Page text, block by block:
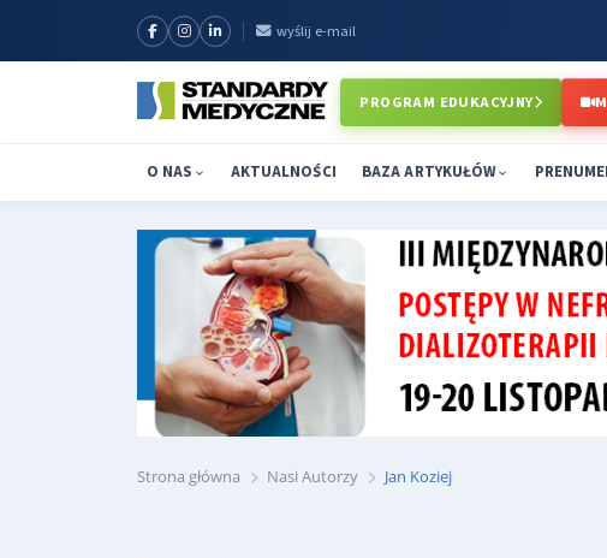
wyślij e-mail
PROGRAM EDUKACYJNY
O NAS AKTUALNOŚCI BAZA ARTYKUŁÓW
Strona główna Nasi Autorzy Jan Koziej